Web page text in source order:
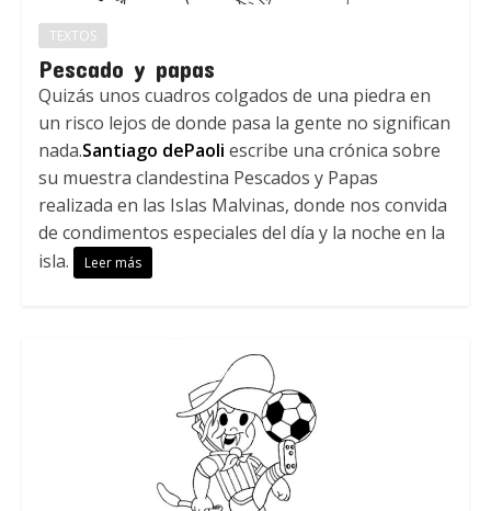
TEXTOS
Pescado y papas
Quizás unos cuadros colgados de una piedra en
un risco lejos de donde pasa la gente no significan
nada.Santiago dePaoli escribe una crónica sobre
su muestra clandestina Pescados y Papas
realizada en las Islas Malvinas, donde nos convida
de condimentos especiales del día y la noche en la
isla.
Leer más